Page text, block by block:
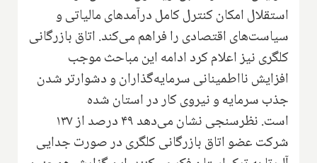
استقلال امکان کنترل کامل درآمدهای مالیاتی و
سیاست‌های اقتصادی را فراهم می‌کند. اتاق بازرگانی
کلگری نیز اعلام کرد ادامه این مباحث موجب
افزایش نااطمینانی سرمایه‌گذاران و دشوارتر شدن
جذب سرمایه و نیروی کار در استان شده
است. نظرسنجی نشان می‌دهد ۴۹ درصد از ۱۳۷
شرکت عضو اتاق بازرگانی کلگری در صورت جدایی